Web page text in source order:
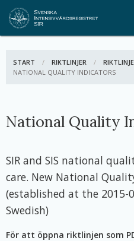
START RIKTLINJER
ACTIVE:
NATIONAL QUALITY INDICATORS
National Quality
SIR and SIS national
care. New National
(established at the 2015-
Swedish)
För att öppna riktlinjen som